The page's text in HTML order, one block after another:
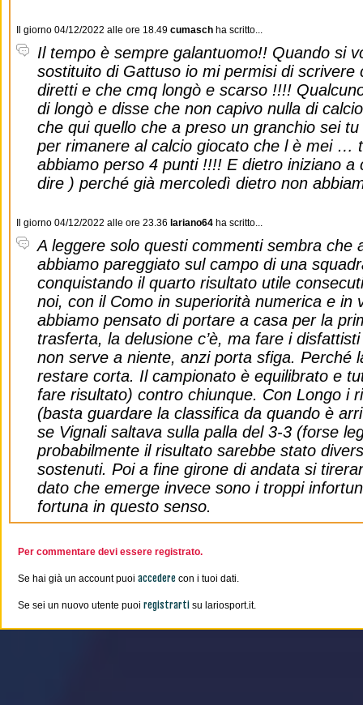
Il giorno 04/12/2022 alle ore 18.49 cumasch ha scritto...
Il tempo è sempre galantuomo!! Quando si
sostituito di Gattuso io mi permisi di scrivere
diretti e che cmq longò e scarso !!!!
di longò e disse che non capivo nulla di
che qui quello che a preso un granchio sei
per rimanere al calcio giocato che l è mei …
abbiamo perso 4 punti !!!! E dietro iniziano
dire ) perché già mercoledì dietro non
Il giorno 04/12/2022 alle ore 23.36 lariano64 ha scritto...
A leggere solo questi commenti sembra che
abbiamo pareggiato sul campo di una
conquistando il quarto risultato utile
noi, con il Como in superiorità numerica e in
abbiamo pensato di portare a casa per la
trasferta, la delusione c’è, ma fare i
non serve a niente, anzi porta sfiga. Perché
restare corta. Il campionato è equilibrato e
fare risultato) contro chiunque. Con Longo i
(basta guardare la classifica da quando è
se Vignali saltava sulla palla del 3-3 (forse
probabilmente il risultato sarebbe stato
sostenuti. Poi a fine girone di andata si
dato che emerge invece sono i troppi
fortuna in questo senso.
Per commentare devi essere registrato.
Se hai già un account puoi accedere con i tuoi dati.
Se sei un nuovo utente puoi registrarti su lariosport.it.